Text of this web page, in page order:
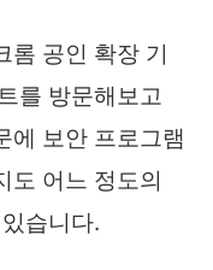
롬 공인 확장 기
를 방문해보고
에 보안 프로그램
도 어느 정도의
습니다.